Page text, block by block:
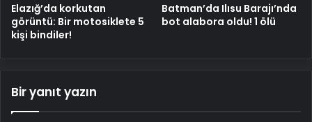
Elazığ’da korkutan
görüntü: Bir motosiklete 5
kişi bindiler!
Batman’da Ilısu Barajı’nda
bot alabora oldu! 1 ölü
Bir yanıt yazın